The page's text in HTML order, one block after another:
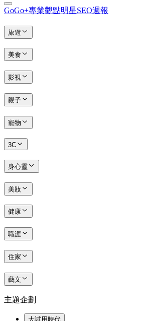
GoGo+專業觀點明星SEO週報
旅遊
美食
影視
親子
寵物
3C
身心靈
美妝
健康
職涯
住家
藝文
主題企劃
大試用時代